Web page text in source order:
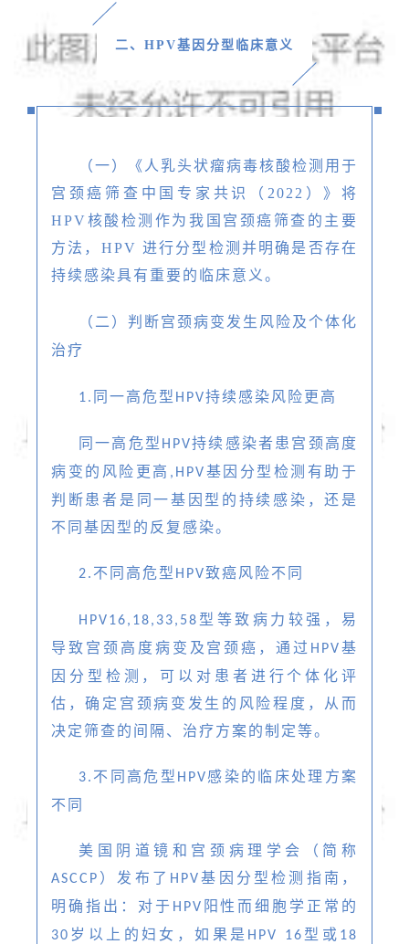
二、 HPV基因分型临床意义
（一）《人乳头状瘤病毒核酸检测用于
宫颈癌筛查中国专家共识（2022）》将
HPV核酸检测作为我国宫颈癌筛查的主要
方法，HPV 进行分型检测并明确是否存在
持续感染具有重要的临床意义。
（二） 判断宫颈病变发生风险及个体化
治疗
1. 同一高危型 HPV持续感染风险更高
同一高危型 HPV持续感染者患宫颈高度
病变的风险更高 ,HPV基因分型检测有助于
判断患者是同一基因型的持续感染，还是
不同基因型的反复感染。
2. 不同高危型 HPV致癌风险不同
HPV16,18,33,58 型等致病力较强，易
导致宫颈高度病变及宫颈癌，通过 HPV基
因分型检测，可以对患者进行个体化评
估，确定宫颈病变发生的风险程度，从而
决定筛查的间隔、治疗方案的制定等。
3. 不同高危型 HPV感染的临床处理方案
不同
美国阴道镜和宫颈病理学会（简称
ASCCP ）发布了 HPV基因分型检测指南，
明确指出：对于 HPV 阳性而细胞学正常的
30 岁以上的妇女，如果是 HPV 16 型或 18